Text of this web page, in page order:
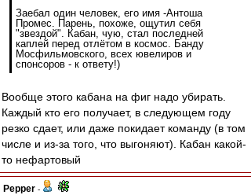
Заебал один человек, его имя -Антоша
Промес. Парень, похоже, ощутил себя
"звездой". Кабан, чую, стал последней
каплей перед отлётом в космос. Банду
Мосфильмовского, всех ювелиров и
спонсоров - к ответу!)
Вообще этого кабана на фиг надо убирать.
Каждый кто его получает, в следующем году
резко сдает, или даже покидает команду (в том
числе и из-за того, что выгоняют). Кабан какой-
то нефартовый
Pepper -